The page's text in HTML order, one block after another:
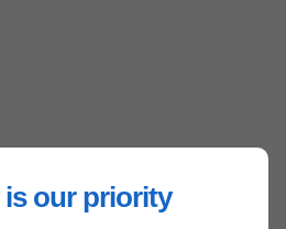
our priority